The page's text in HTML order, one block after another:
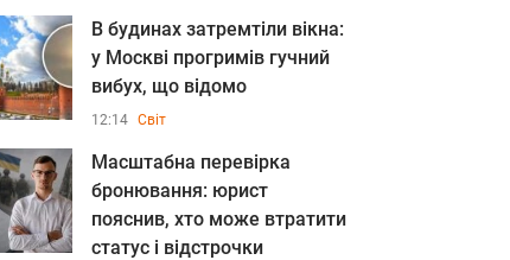
В будинах затремтіли вікна:
у Москві прогримів гучний
вибух, що відомо
12:14 Світ
Масштабна перевірка
бронювання: юрист
пояснив, хто може втратити
статус і відстрочки